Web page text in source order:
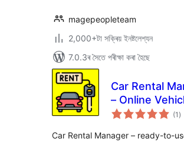
magepeopleteam
2,000+টা সক্ৰিয় ইনষ্টলেশ্যন
7.0.3ৰ সৈতে পৰীক্ষা কৰা হৈছে
Car Rental
– Online
Booking
(1 টা
মুঠ)
Car Rental Manager – ready-to-